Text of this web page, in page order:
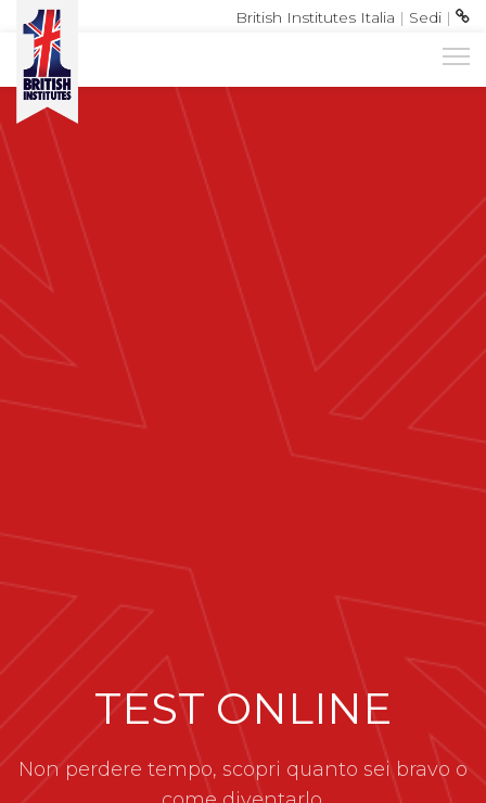
British Institutes Italia | Sedi |
TEST ONLINE
Non perdere tempo, scopri quanto sei bravo o